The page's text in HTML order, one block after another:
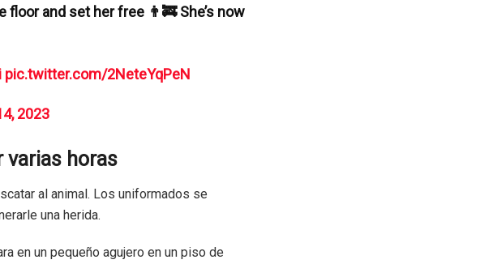
floor and set her free 👨‍🚒 She’s now
pic.twitter.com/2NeteYqPeN
2023
varias horas
al animal. Los uniformados se
una herida.
en un pequeño agujero en un piso de